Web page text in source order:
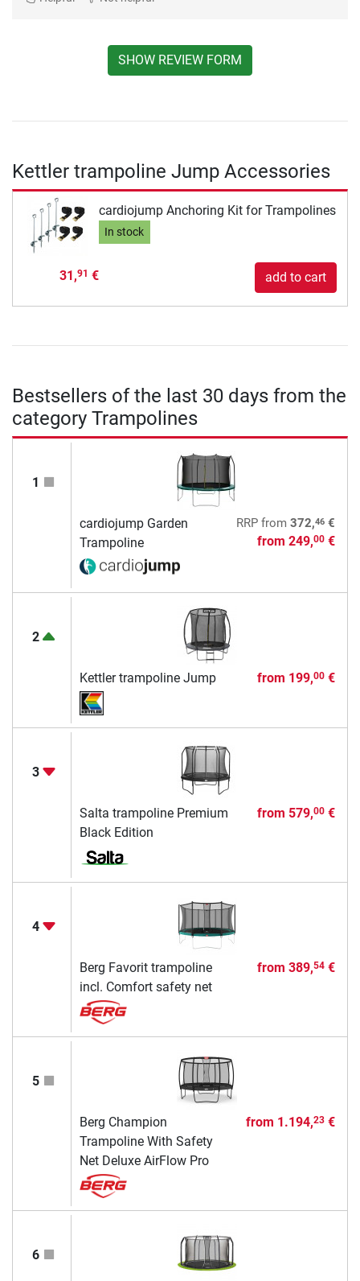
SHOW REVIEW FORM
Kettler trampoline Jump Accessories
cardiojump Anchoring Kit for Trampolines
In stock
31,91 € add to cart
Bestsellers of the last 30 days from the
category Trampolines
1
cardiojump Garden
Trampoline
RRPfrom 372,46€
from 249,00€
2
Kettler trampoline Jump from 199,00€
3
Salta trampoline Premium
Black Edition
from 579,00€
4
Berg Favorit trampoline
incl. Comfort safety net
from 389,54€
5
Berg Champion
Trampoline With Safety
Net Deluxe AirFlow Pro
from 1.194,23€
6